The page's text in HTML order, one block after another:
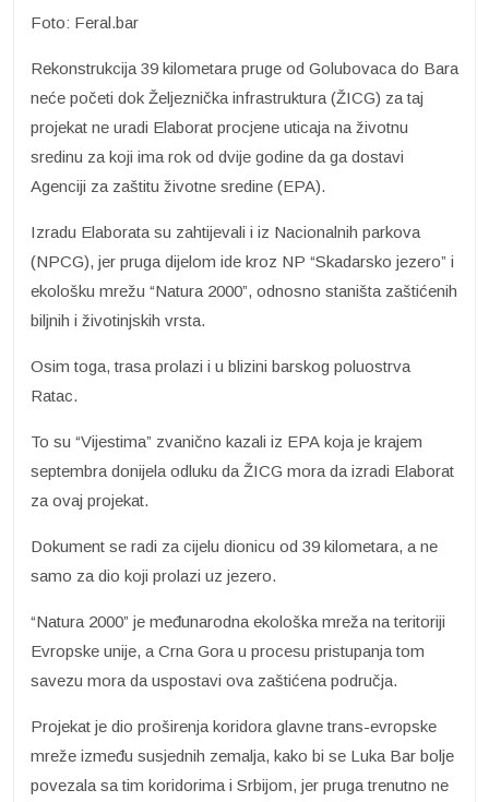
Foto: Feral.bar
Rekonstrukcija 39 kilometara pruge od Golubovaca do Bara
neće početi dok Željeznička infrastruktura (ŽICG) za taj
projekat ne uradi Elaborat procjene uticaja na životnu
sredinu za koji ima rok od dvije godine da ga dostavi
Agenciji za zaštitu životne sredine (EPA).
Izradu Elaborata su zahtijevali i iz Nacionalnih parkova
(NPCG), jer pruga dijelom ide kroz NP “Skadarsko jezero” i
ekološku mrežu “Natura 2000”, odnosno staništa zaštićenih
biljnih i životinjskih vrsta.
Osim toga, trasa prolazi i u blizini barskog poluostrva
Ratac.
To su “Vijestima” zvanično kazali iz EPA koja je krajem
septembra donijela odluku da ŽICG mora da izradi Elaborat
za ovaj projekat.
Dokument se radi za cijelu dionicu od 39 kilometara, a ne
samo za dio koji prolazi uz jezero.
“Natura 2000” je međunarodna ekološka mreža na teritoriji
Evropske unije, a Crna Gora u procesu pristupanja tom
savezu mora da uspostavi ova zaštićena područja.
Projekat je dio proširenja koridora glavne trans-evropske
mreže između susjednih zemalja, kako bi se Luka Bar bolje
povezala sa tim koridorima i Srbijom, jer pruga trenutno ne